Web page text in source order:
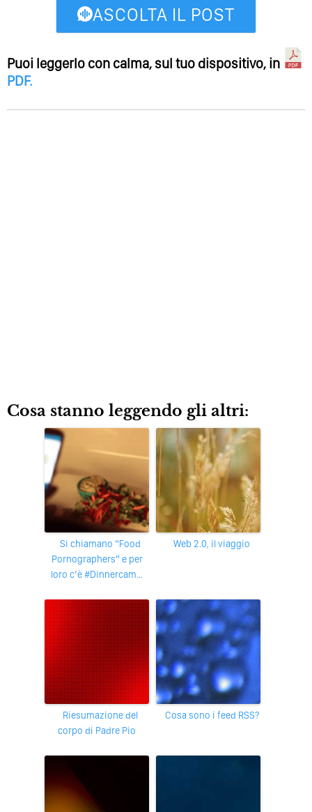
ASCOLTA IL POST
Puoi leggerlo con calma, sul tuo dispositivo, in
PDF.
Cosa stanno leggendo gli altri:
Si chiamano “Food
Pornographers” e per
loro c’è #Dinnercam…
Web 2.0, il viaggio
Riesumazione del
corpo di Padre Pio
Cosa sono i feed RSS?